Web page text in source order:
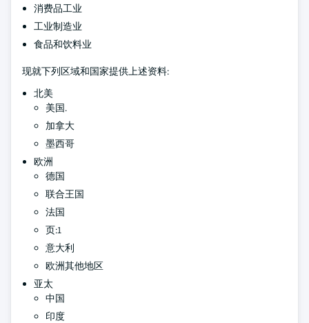
消费品工业
工业制造业
食品和饮料业
现就下列区域和国家提供上述资料:
北美
美国.
加拿大
墨西哥
欧洲
德国
联合王国
法国
页:1
意大利
欧洲其他地区
亚太
中国
印度